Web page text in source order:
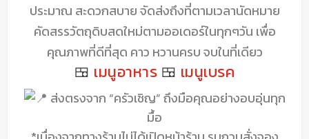
ประมาณ สะดวกสบาย จัดส่งถึงที่ตามเวลานัดหมาย
คัดสรรวัตถุดิบสดใหม่ตามออเดอร์ในทุกๆวัน เพื่อ
คุณภาพที่ดีที่สุด คาว หวานครบ จบในที่เดียว
🍱 เมนูอาหาร 🍱 เมนูเบรค
ส่งตรงจาก “ครัวเชิญ” ถึงมือคุณอย่างอบอุ่นทุก
มื้อ